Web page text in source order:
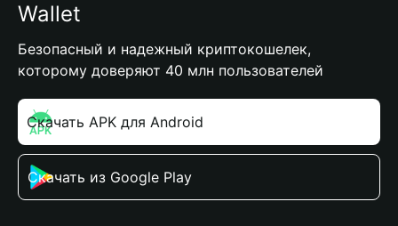
Wallet
Безопасный и надежный криптокошелек,
которому доверяют 40 млн пользователей
Скачать APK для Android
Скачать из Google Play